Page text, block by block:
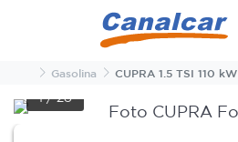
InicioGasolina CUPRA 1.5 TSI 110 kW
1/28